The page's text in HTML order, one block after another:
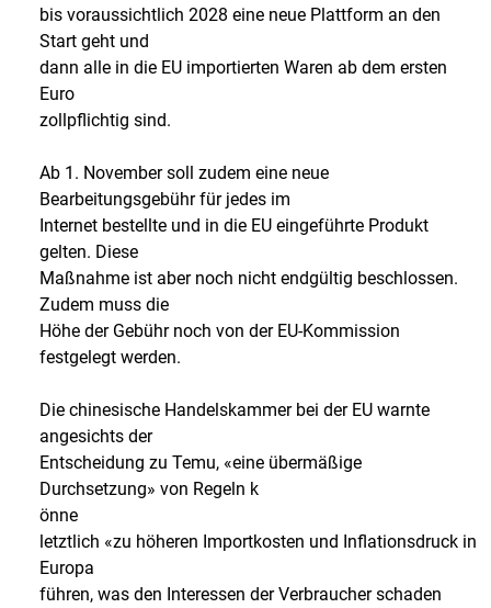
bis voraussichtlich 2028 eine neue Plattform an den
Start geht und
dann alle in die EU importierten Waren ab dem ersten
Euro
zollpflichtig sind.
Ab 1. November soll zudem eine neue
Bearbeitungsgebühr für jedes im
Internet bestellte und in die EU eingeführte Produkt
gelten. Diese
Maßnahme ist aber noch nicht endgültig beschlossen.
Zudem muss die
Höhe der Gebühr noch von der EU-Kommission
festgelegt werden.
Die chinesische Handelskammer bei der EU warnte
angesichts der
Entscheidung zu Temu, «eine übermäßige
Durchsetzung» von Regeln k
önne
letztlich «zu höheren Importkosten und Inflationsdruck in
Europa
führen, was den Interessen der Verbraucher schaden